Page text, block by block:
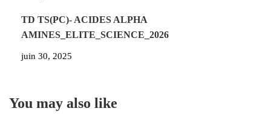
TD TS(PC)- ACIDES ALPHA
AMINES_ELITE_SCIENCE_2026
juin 30, 2025
You may also like